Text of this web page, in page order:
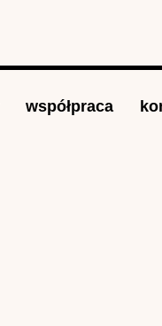
współpraca